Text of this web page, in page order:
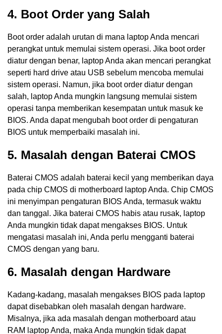
4. Boot Order yang Salah
Boot order adalah urutan di mana laptop Anda mencari
perangkat untuk memulai sistem operasi. Jika boot order
diatur dengan benar, laptop Anda akan mencari perangkat
seperti hard drive atau USB sebelum mencoba memulai
sistem operasi. Namun, jika boot order diatur dengan
salah, laptop Anda mungkin langsung memulai sistem
operasi tanpa memberikan kesempatan untuk masuk ke
BIOS. Anda dapat mengubah boot order di pengaturan
BIOS untuk memperbaiki masalah ini.
5. Masalah dengan Baterai CMOS
Baterai CMOS adalah baterai kecil yang memberikan daya
pada chip CMOS di motherboard laptop Anda. Chip CMOS
ini menyimpan pengaturan BIOS Anda, termasuk waktu
dan tanggal. Jika baterai CMOS habis atau rusak, laptop
Anda mungkin tidak dapat mengakses BIOS. Untuk
mengatasi masalah ini, Anda perlu mengganti baterai
CMOS dengan yang baru.
6. Masalah dengan Hardware
Kadang-kadang, masalah mengakses BIOS pada laptop
dapat disebabkan oleh masalah dengan hardware.
Misalnya, jika ada masalah dengan motherboard atau
RAM laptop Anda, maka Anda mungkin tidak dapat